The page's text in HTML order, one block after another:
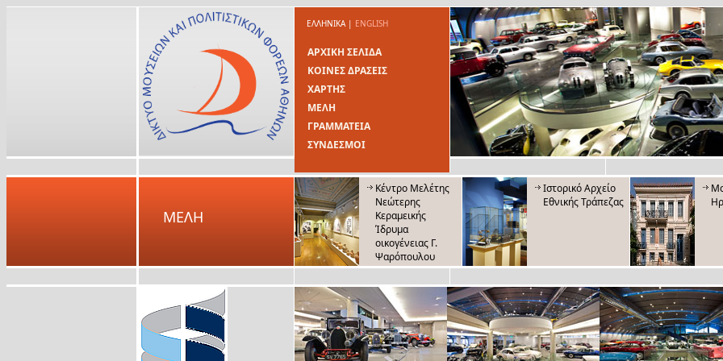
ΕΛΛΗΝΙΚΑ| ENGLISH
ΑΡΧΙΚΗ ΣΕΛΙΔΑ
ΚΟΙΝΕΣ ΔΡΑΣΕΙΣ
ΧΑΡΤΗΣ
ΜΕΛΗ
ΓΡΑΜΜΑΤΕΙΑ
ΣΥΝΔΕΣΜΟΙ
ΜΕΛΗ
Κέντρο Μελέτης
Νεώτερης
Κεραμεικής
Ίδρυμα
οικογένειας Γ.
Ψαρόπουλου
Ιστορικό Αρχείο
Εθνικής Τράπεζας